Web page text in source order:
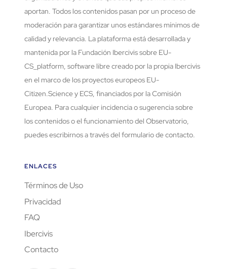
aportan. Todos los contenidos pasan por un proceso de
moderación para garantizar unos estándares mínimos de
calidad y relevancia. La plataforma está desarrollada y
mantenida por la Fundación Ibercivis sobre EU-
CS_platform, software libre creado por la propia Ibercivis
en el marco de los proyectos europeos EU-
Citizen.Science y ECS, financiados por la Comisión
Europea. Para cualquier incidencia o sugerencia sobre
los contenidos o el funcionamiento del Observatorio,
puedes escribirnos a través del formulario de contacto.
ENLACES
Términos de Uso
Privacidad
FAQ
Ibercivis
Contacto